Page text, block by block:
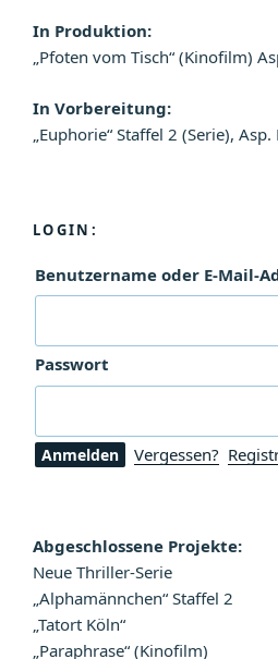
In Produktion:
„Pfoten vom Tisch“ (Kinofilm)
In Vorbereitung:
„Euphorie“ Staffel 2 (Serie),
LOGIN:
Benutzername oder E-Mail-
Passwort
Vergessen?
Abgeschlossene Projekte:
Neue Thriller-Serie
„Alphamännchen“ Staffel 2
„Tatort Köln“
„Paraphrase“ (Kinofilm)